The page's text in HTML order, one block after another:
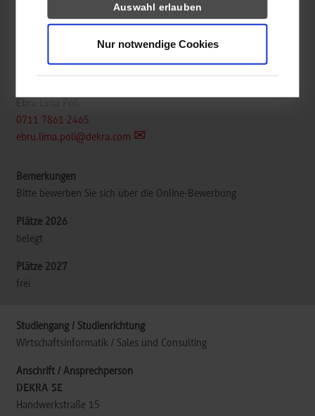
Auswahl erlauben
Nur notwendige Cookies
www.dekra.de
Ebru Lima Poli
0711 7861 2465
ebru.lima.poli@dekra.com
Bitte bewerben Sie sich über die Online-Bewerbung
belegt
frei
Wirtschaftsinformatik / Sales und Consulting
DEKRA SE
Handwerkstraße 15